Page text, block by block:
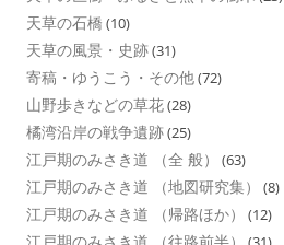
天草の石橋 (10)
天草の風景・史跡(31)
寄稿・ゆうこう・その他(72)
山野歩きなどの草花(28)
橘湾沿岸の戦争遺跡(25)
江戸期のみさき道 （全 般） (63)
江戸期のみさき道 （地図研究集） (8)
江戸期のみさき道 （帰路ほか） (12)